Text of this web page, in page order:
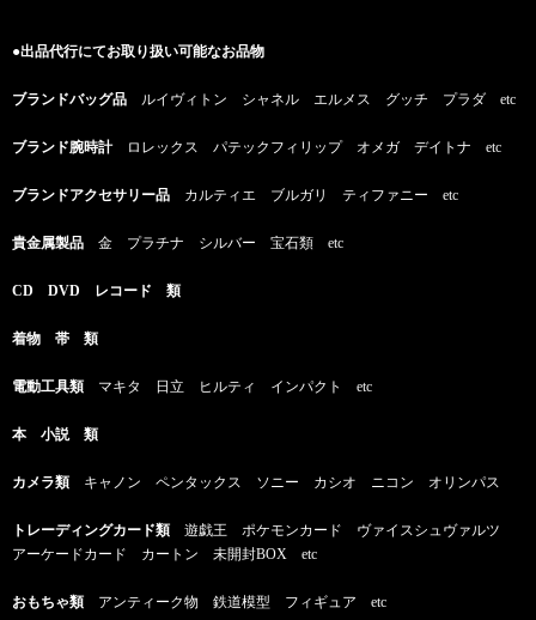
●出品代行にてお取り扱い可能なお品物
ブランドバッグ品 ルイヴィトン シャネル エルメス グッチ プラダ etc
ブランド腕時計ロレックス パテックフィリップ オメガ デイトナ etc
ブランドアクセサリー品 カルティエ ブルガリ ティファニー etc
貴金属製品 金 プラチナ シルバー 宝石類 etc
CD DVD レコード 類
着物 帯 類
電動工具類 マキタ 日立 ヒルティ インパクト etc
本 小説 類
カメラ類 キャノン ペンタックス ソニー カシオ ニコン オリンパス
トレーディングカード類 遊戯王 ポケモンカード ヴァイスシュヴァルツ
アーケードカード カートン 未開封BOX etc
おもちゃ類 アンティーク物 鉄道模型 フィギュア etc